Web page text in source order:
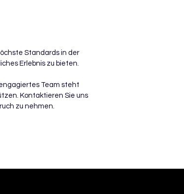
Standards in der
Erlebnis zu bieten.​
Team steht
Kontaktieren Sie uns
zu nehmen.